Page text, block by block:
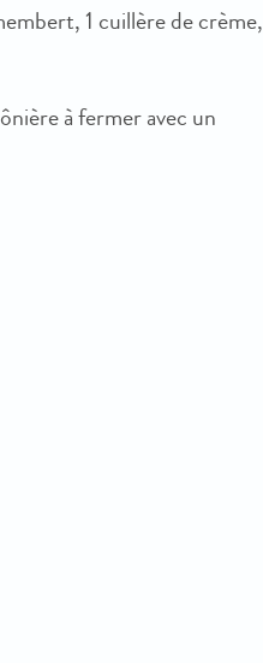
1 cuillère de crème,
à fermer avec un